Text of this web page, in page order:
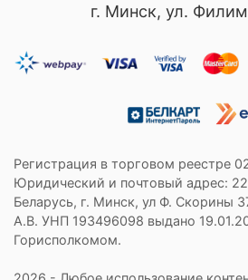
г. Минск, ул.
Регистрация в торговом реестре
Юридический и почтовый адрес:
Беларусь, г. Минск, ул Ф. Скорины
А.В. УНП 193496098 выдано
Горисполкомом.